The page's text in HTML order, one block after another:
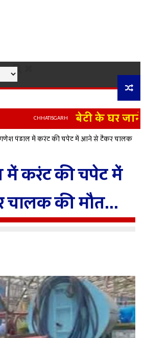
CHHATISGARH बेटी के घर जाने
पंडाल में करंट की चपेट में आने से टैंकर चालक
करंट की चपेट में
की मौत...